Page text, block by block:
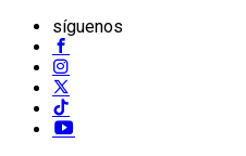
síguenos